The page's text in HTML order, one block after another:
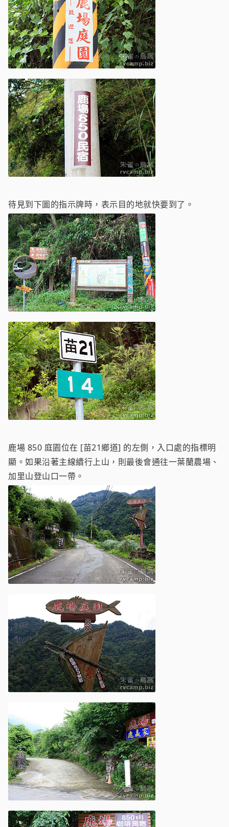
待見到下圖的指示牌時，表示目的地就快要到了。
鹿場 850 庭園位在 [苗21鄉道] 的左側，入口處的指標明
顯。如果沿著主線續行上山，則最後會通往一葉蘭農場、
加里山登山口一帶。